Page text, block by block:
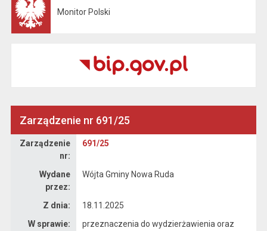
Monitor Polski
Zarządzenie nr 691/25
Zarządzenie
nr:
691/25
Wydane
przez:
Wójta Gminy Nowa Ruda
Z dnia:
18.11.2025
W sprawie:
przeznaczenia do wydzierżawienia oraz